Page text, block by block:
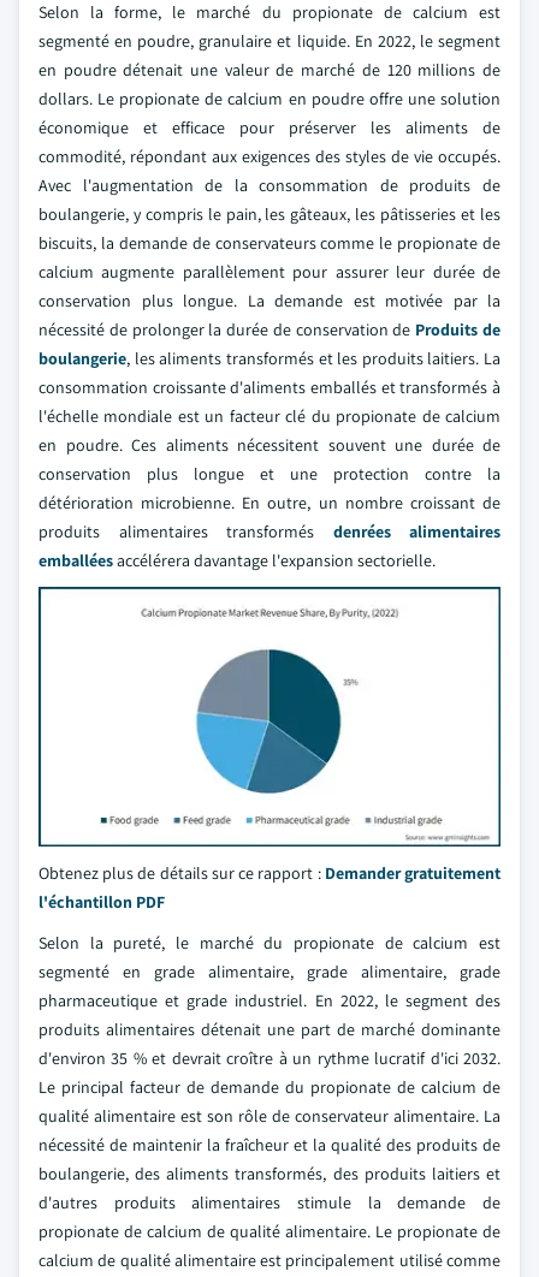
Selon la forme, le marché du propionate de calcium est
segmenté en poudre, granulaire et liquide. En 2022, le segment
en poudre détenait une valeur de marché de 120 millions de
dollars. Le propionate de calcium en poudre offre une solution
économique et efficace pour préserver les aliments de
commodité, répondant aux exigences des styles de vie occupés.
Avec l'augmentation de la consommation de produits de
boulangerie, y compris le pain, les gâteaux, les pâtisseries et les
biscuits, la demande de conservateurs comme le propionate de
calcium augmente parallèlement pour assurer leur durée de
conservation plus longue. La demande est motivée par la
nécessité de prolonger la durée de conservation de Produits de
boulangerie, les aliments transformés et les produits laitiers. La
consommation croissante d'aliments emballés et transformés à
l'échelle mondiale est un facteur clé du propionate de calcium
en poudre. Ces aliments nécessitent souvent une durée de
conservation plus longue et une protection contre la
détérioration microbienne. En outre, un nombre croissant de
produits alimentaires transformés denrées alimentaires
emballéesaccélérera davantage l'expansion sectorielle.
Obtenez plus de détails sur ce rapport : Demander gratuitement
l'échantillon PDF
Selon la pureté, le marché du propionate de calcium est
segmenté en grade alimentaire, grade alimentaire, grade
pharmaceutique et grade industriel. En 2022, le segment des
produits alimentaires détenait une part de marché dominante
d'environ 35 % et devrait croître à un rythme lucratif d'ici 2032.
Le principal facteur de demande du propionate de calcium de
qualité alimentaire est son rôle de conservateur alimentaire. La
nécessité de maintenir la fraîcheur et la qualité des produits de
boulangerie, des aliments transformés, des produits laitiers et
d'autres produits alimentaires stimule la demande de
propionate de calcium de qualité alimentaire. Le propionate de
calcium de qualité alimentaire est principalement utilisé comme